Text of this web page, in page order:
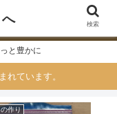
と豊かに
れています。
作り
検索